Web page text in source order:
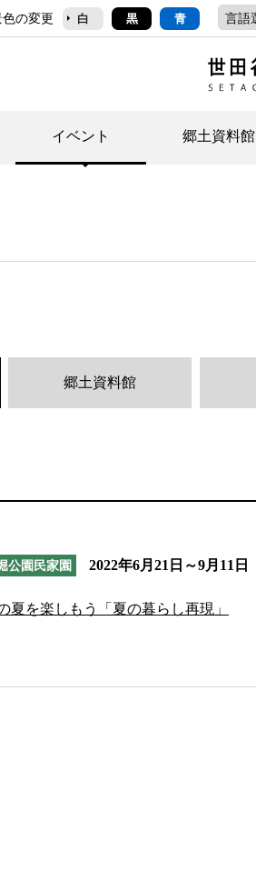
の変更 白 黒 青
イベント 郷土資料館
代官屋敷について
郷土資料館
公園民家園 2022年6月21日～9月11日
夏を楽しもう「夏の暮らし再現」